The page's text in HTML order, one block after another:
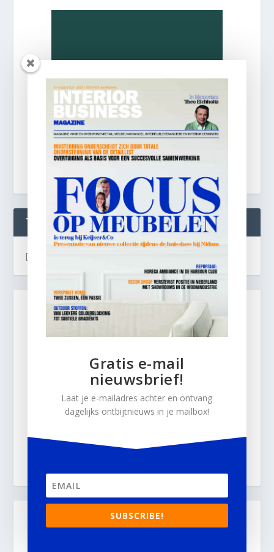
TWEETS
[custom-twitter-feeds]
Gratis e-mail
nieuwsbrief!
Laat je e-mailadres achter en ontvang
dagelijks ontbijtnieuws in je mailbox!
SUBSCRIBE!